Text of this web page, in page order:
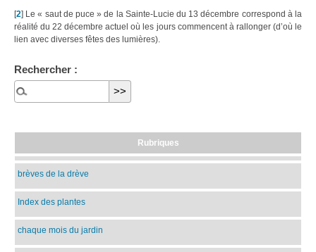
[2] Le « saut de puce » de la Sainte-Lucie du 13 décembre correspond à la
réalité du 22 décembre actuel où les jours commencent à rallonger (d’où le
lien avec diverses fêtes des lumières).
Rechercher :
Rubriques
brèves de la drève
Index des plantes
chaque mois du jardin